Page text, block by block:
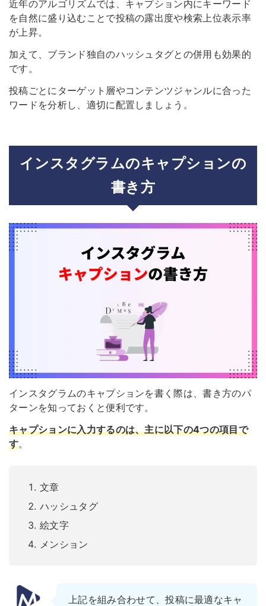
近年のアルゴリズムでは、キャプション内にキーワード
を自然に盛り込むことで投稿の露出度や検索上位表示率
が上昇。
加えて、ブランド独自のハッシュタグとの併用も効果的
です。
投稿ごとにターゲット層やコンテンツジャンルに合った
ワードを分析し、適切に配置しましょう。
インスタグラムのキャプションの
書き方
インスタグラムのキャプションを書く際は、書き方のパ
ターンを知っておくと便利です。
キャプションに入力するのは、主に以下の4つの項目で
す。
文章
ハッシュタグ
絵文字
メンション
上記を組み合わせて、投稿に最適なキャ